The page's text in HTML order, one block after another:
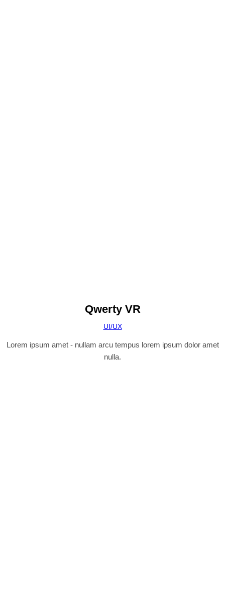
Qwerty VR
UI/UX
Lorem ipsum amet - nullam arcu tempus lorem ipsum dolor amet
nulla.